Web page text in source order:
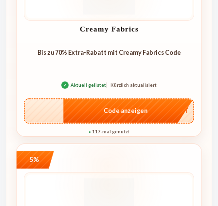
Creamy Fabrics
Bis zu 70% Extra-Rabatt mit Creamy Fabrics Code
✓ Aktuell gelistet Kürzlich aktualisiert
…CRET
Code anzeigen
● 117-mal genutzt
5%